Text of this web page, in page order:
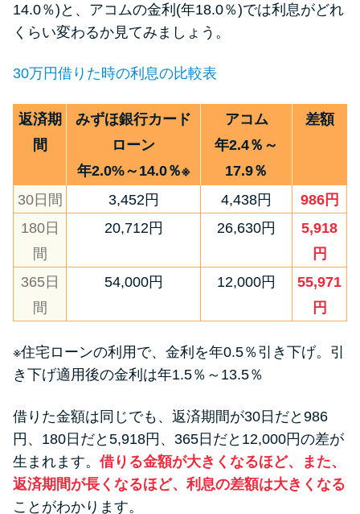
14.0％)と、アコムの金利(年18.0％)では利息がどれ
くらい変わるか見てみましょう。
30万円借りた時の利息の比較表
返済期
間
みずほ銀行カード
ローン
年2.0%～14.0％※
アコム
年2.4％～
17.9％
差額
30日間 3,452円 4,438円
986円
180日
間
20,712円 26,630円
5,918
円
365日
間
54,000円 12,000円
55,971
円
※住宅ローンの利用で、金利を年0.5％引き下げ。引
き下げ適用後の金利は年1.5％～13.5％
借りた金額は同じでも、返済期間が30日だと986
円、180日だと5,918円、365日だと12,000円の差が
生まれます。 借りる金額が大きくなるほど、また、
返済期間が長くなるほど、利息の差額は大きくなる
ことがわかります。